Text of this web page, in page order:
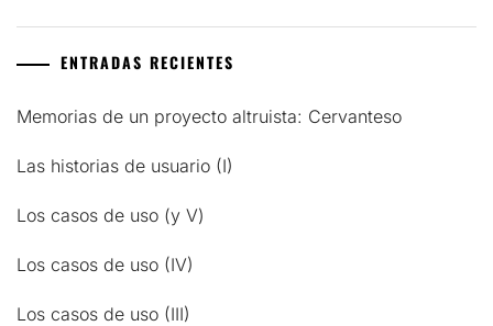
ENTRADAS RECIENTES
Memorias de un proyecto altruista: Cervanteso
Las historias de usuario (I)
Los casos de uso (y V)
Los casos de uso (IV)
Los casos de uso (III)